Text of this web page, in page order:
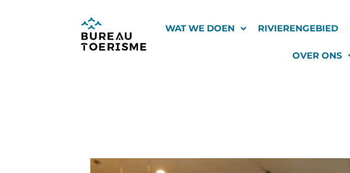
WAT WE DOEN RIVIERENGEBIED
OVER ONS